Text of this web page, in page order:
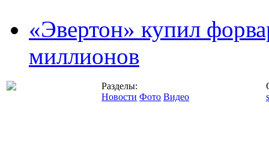
«Эвертон» купил
миллионов
Разделы:
Новости Фото Видео